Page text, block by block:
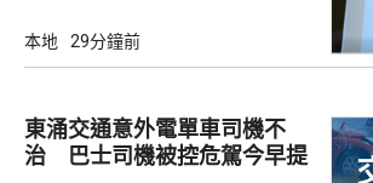
本地 29分鐘前
東涌交通意外電單車司機不
治 巴士司機被控危駕今早提